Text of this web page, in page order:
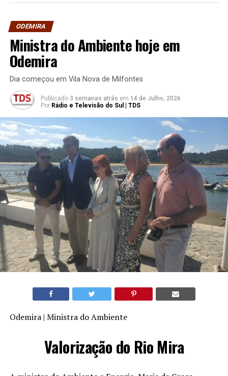
ODEMIRA
Ministra do Ambiente hoje em
Odemira
Dia começou em Vila Nova de Milfontes
Publicado 3 semanas atrás em 14 de Julho, 2026
Por Rádio e Televisão do Sul | TDS
Odemira | Ministra do Ambiente
Valorização do Rio Mira